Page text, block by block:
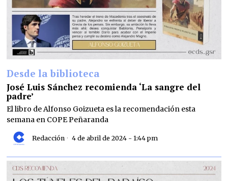
Desde la biblioteca
José Luis Sánchez recomienda ‘La sangre del
padre’
El libro de Alfonso Goizueta es la recomendación esta
semana en COPE Peñaranda
Redacción 4 de abril de 2024 - 1:44 pm